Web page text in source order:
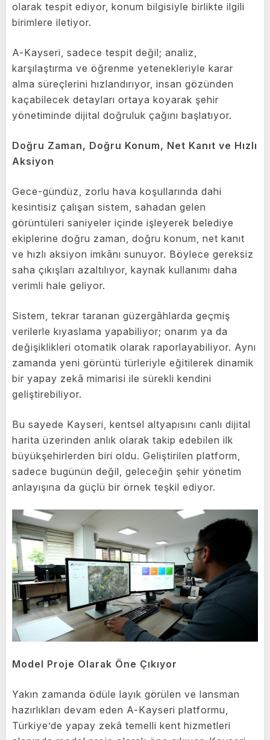
olarak tespit ediyor, konum bilgisiyle birlikte ilgili
birimlere iletiyor.
A-Kayseri, sadece tespit değil; analiz,
karşılaştırma ve öğrenme yetenekleriyle karar
alma süreçlerini hızlandırıyor, insan gözünden
kaçabilecek detayları ortaya koyarak şehir
yönetiminde dijital doğruluk çağını başlatıyor.
Doğru Zaman, Doğru Konum, Net Kanıt ve Hızlı
Aksiyon
Gece-gündüz, zorlu hava koşullarında dahi
kesintisiz çalışan sistem, sahadan gelen
görüntüleri saniyeler içinde işleyerek belediye
ekiplerine doğru zaman, doğru konum, net kanıt
ve hızlı aksiyon imkânı sunuyor. Böylece gereksiz
saha çıkışları azaltılıyor, kaynak kullanımı daha
verimli hale geliyor.
Sistem, tekrar taranan güzergâhlarda geçmiş
verilerle kıyaslama yapabiliyor; onarım ya da
değişiklikleri otomatik olarak raporlayabiliyor. Aynı
zamanda yeni görüntü türleriyle eğitilerek dinamik
bir yapay zekâ mimarisi ile sürekli kendini
geliştirebiliyor.
Bu sayede Kayseri, kentsel altyapısını canlı dijital
harita üzerinden anlık olarak takip edebilen ilk
büyükşehirlerden biri oldu. Geliştirilen platform,
sadece bugünün değil, geleceğin şehir yönetim
anlayışına da güçlü bir örnek teşkil ediyor.
Model Proje Olarak Öne Çıkıyor
Yakın zamanda ödüle layık görülen ve lansman
hazırlıkları devam eden A-Kayseri platformu,
Türkiye’de yapay zekâ temelli kent hizmetleri